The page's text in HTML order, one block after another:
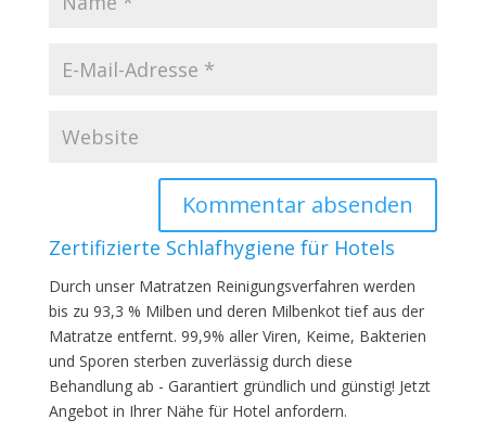
Zertifizierte Schlafhygiene für Hotels
Durch unser Matratzen Reinigungsverfahren werden
bis zu 93,3 % Milben und deren Milbenkot tief aus der
Matratze entfernt. 99,9% aller Viren, Keime, Bakterien
und Sporen sterben zuverlässig durch diese
Behandlung ab - Garantiert gründlich und günstig! Jetzt
Angebot in Ihrer Nähe für Hotel anfordern.